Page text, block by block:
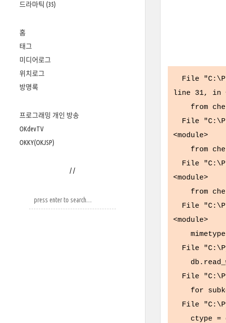
드라마틱 (35)
홈
태그
미디어로그
위치로그
방명록
프로그래밍 개인 방송
OKdevTV
OKKY(OKJSP)
/ /
File
line 31, in
from
File
<module>
from
File
<module>
from
File
<module>
File
File
for
File
ctype =